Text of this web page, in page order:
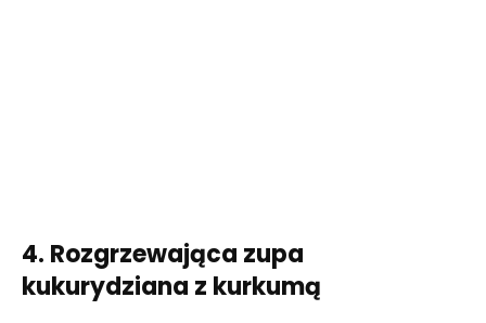
4. Rozgrzewająca zupa
kukurydziana z kurkumą